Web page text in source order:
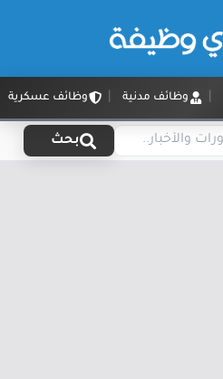
وظائف مدنية وظائف عسكرية
بحث